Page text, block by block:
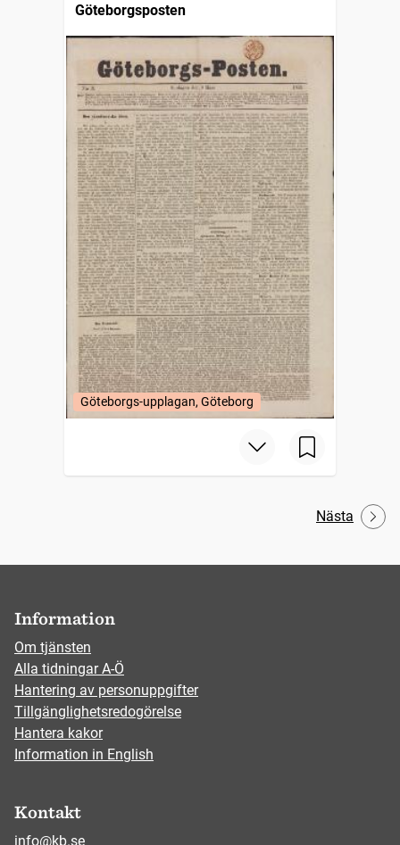
Göteborgsposten
Göteborgs-upplagan, Göteborg
Nästa
Information
Om tjänsten
Alla tidningar A-Ö
Hantering av personuppgifter
Tillgänglighetsredogörelse
Hantera kakor
Information in English
Kontakt
info@kb.se